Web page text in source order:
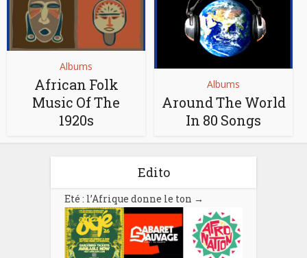
Albums
African Folk
Music Of The
1920s
Albums
Around The World
In 80 Songs
Edito
Eté : l’Afrique donne le ton →